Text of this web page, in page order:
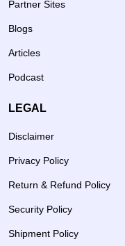
Partner Sites
Blogs
Articles
Podcast
LEGAL
Disclaimer
Privacy Policy
Return & Refund Policy
Security Policy
Shipment Policy